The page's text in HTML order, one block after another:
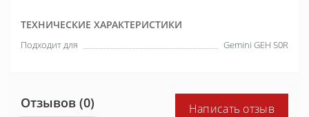
ТЕХНИЧЕСКИЕ ХАРАКТЕРИСТИКИ
Подходит для Gemini GEH 50R
Отзывов (0) Написать отзыв